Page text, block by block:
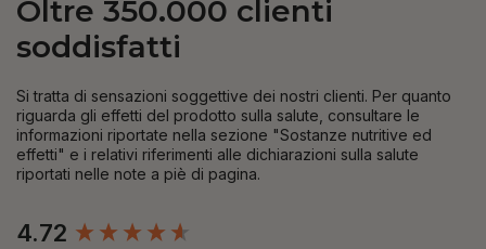
Oltre 350.000 clienti
soddisfatti
Si tratta di sensazioni soggettive dei nostri clienti. Per quanto
riguarda gli effetti del prodotto sulla salute, consultare le
informazioni riportate nella sezione "Sostanze nutritive ed
effetti" e i relativi riferimenti alle dichiarazioni sulla salute
riportati nelle note a piè di pagina.
4.72
New content loaded